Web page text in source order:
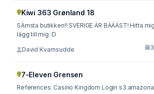
Kiwi 363 Grønland 18
SÄmsta butikken!! SVERIGE ÄR BÄÄÄST! Hitta
lägg till mig :D
David Kvarnsudde
7-Eleven Grensen
References: Casino Kingdom Login